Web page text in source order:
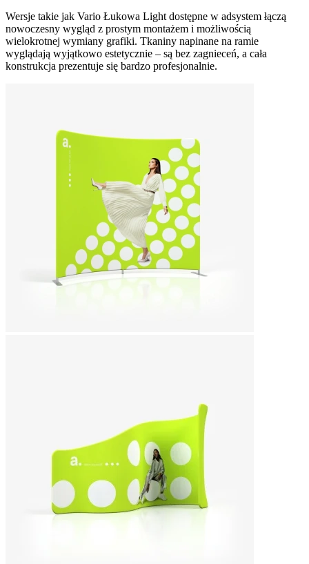
Wersje takie jak Vario Łukowa Light dostępne w adsystem łączą
nowoczesny wygląd z prostym montażem i możliwością
wielokrotnej wymiany grafiki. Tkaniny napinane na ramie
wyglądają wyjątkowo estetycznie – są bez zagnieceń, a cała
konstrukcja prezentuje się bardzo profesjonalnie.